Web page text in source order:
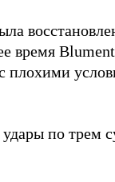
время
плохими
удары по трем